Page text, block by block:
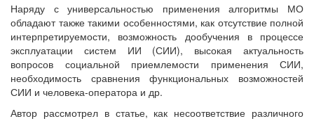
Наряду с универсальностью применения алгоритмы МО
обладают также такими особенностями, как отсутствие полной
интерпретируемости, возможность дообучения в процессе
эксплуатации систем ИИ (СИИ), высокая актуальность
вопросов социальной приемлемости применения СИИ,
необходимость сравнения функциональных возможностей
СИИ и человека-оператора и др.
Автор рассмотрел в статье, как несоответствие различного